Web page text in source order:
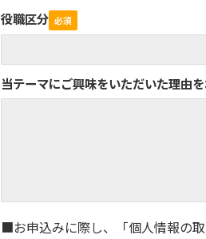
役職区分
当テーマにご興味をいただいた理由
■お申込みに際し、「個人情報の